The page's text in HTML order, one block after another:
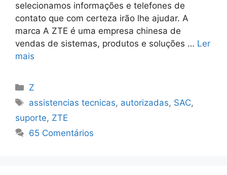
selecionamos informações e telefones de
contato que com certeza irão lhe ajudar. A
marca A ZTE é uma empresa chinesa de
vendas de sistemas, produtos e soluções … Ler
mais
Categorias
Z
Tags
assistencias tecnicas, autorizadas, SAC,
suporte, ZTE
65 Comentários